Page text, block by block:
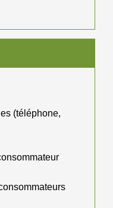
(téléphone,